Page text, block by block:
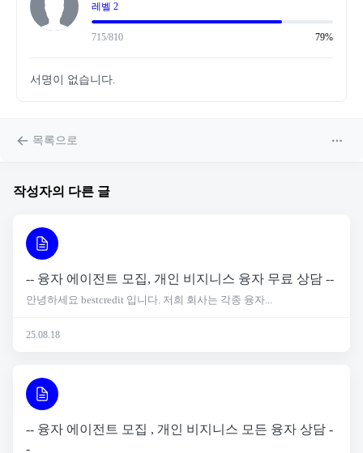
레벨 2
715/810 79%
서명이 없습니다.
목록으로
작성자의 다른 글
-- 융자 에이전트 모집, 개인 비지니스 융자 무료 상담 --
안녕하세요 bestcredit 입니다. 저희 회사는 각종 융자...
25.08.18
-- 융자 에이전트 모집 , 개인 비지니스 모든 융자 상담 -
-